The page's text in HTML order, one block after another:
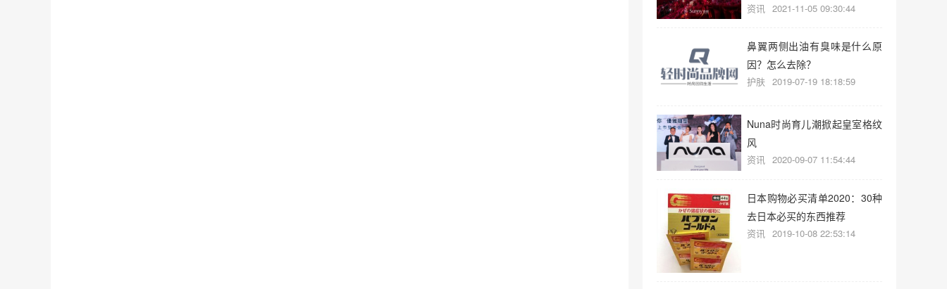
资讯 2021-11-05 09:30:44
鼻翼两侧出油有臭味是什么原
因？怎么去除？
护肤 2019-07-19 18:18:59
Nuna时尚育儿潮掀起皇室格纹
风
资讯 2020-09-07 11:54:44
日本购物必买清单2020：30种
去日本必买的东西推荐
资讯 2019-10-08 22:53:14